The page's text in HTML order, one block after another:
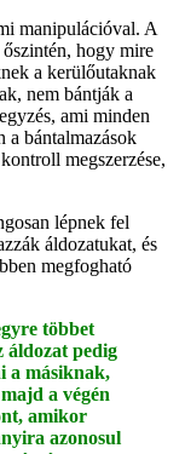
manipulációval. A
hogy mire
a kerülőutaknak
nem bántják a
ami minden
a bántalmazások
megszerzése,
lépnek fel
áldozatukat, és
megfogható
többet
áldozat pedig
a másiknak,
a végén
amikor
azonosul